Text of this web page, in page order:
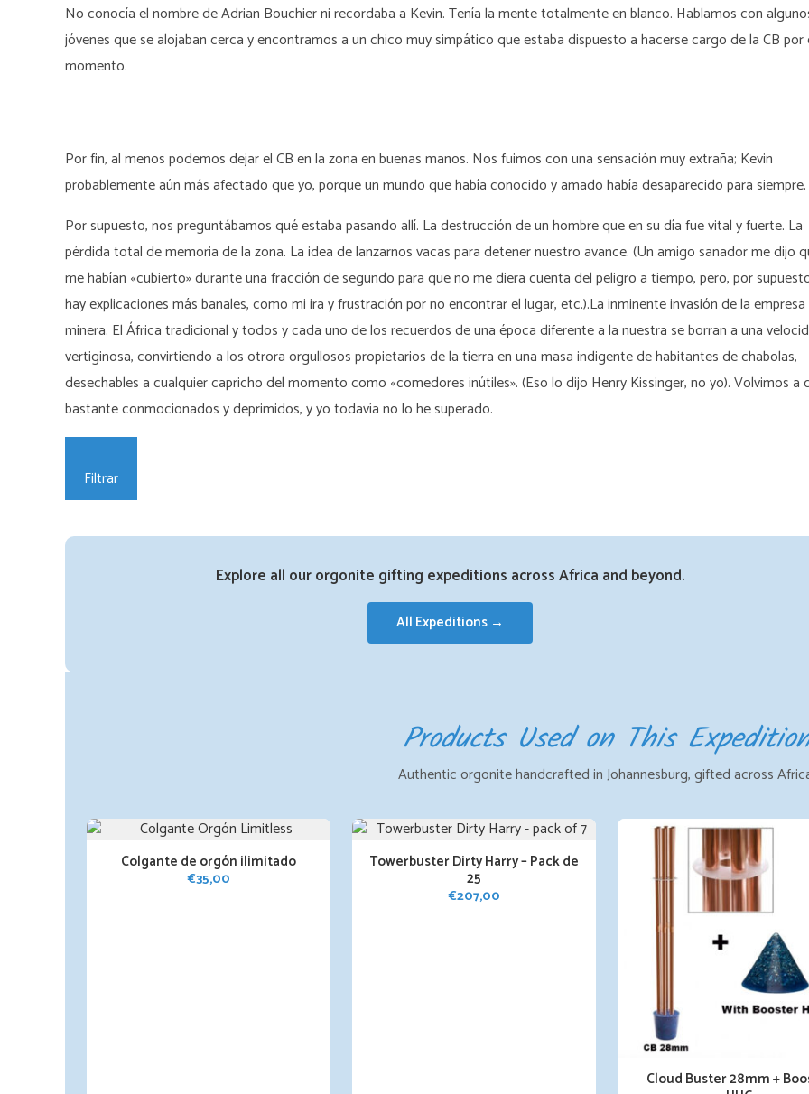
No conocía el nombre de Adrian Bouchier ni recordaba a Kevin. Tenía la mente totalmente en blanco. Hablamos con
jóvenes que se alojaban cerca y encontramos a un chico muy simpático que estaba dispuesto a hacerse cargo de la CB por
momento.
Por fin, al menos podemos dejar el CB en la zona en buenas manos. Nos fuimos con una sensación muy extraña; Kevin
probablemente aún más afectado que yo, porque un mundo que había conocido y amado había desaparecido para siempre.
Por supuesto, nos preguntábamos qué estaba pasando allí. La destrucción de un hombre que en su día fue vital y fuerte. La
pérdida total de memoria de la zona. La idea de lanzarnos vacas para detener nuestro avance. (Un amigo sanador me dijo
me habían «cubierto» durante una fracción de segundo para que no me diera cuenta del peligro a tiempo, pero, por
hay explicaciones más banales, como mi ira y frustración por no encontrar el lugar, etc.).La inminente invasión de la empresa
minera. El África tradicional y todos y cada uno de los recuerdos de una época diferente a la nuestra se borran a una
vertiginosa, convirtiendo a los otrora orgullosos propietarios de la tierra en una masa indigente de habitantes de chabolas,
desechables a cualquier capricho del momento como «comedores inútiles». (Eso lo dijo Henry Kissinger, no yo). Volvimos a
bastante conmocionados y deprimidos, y yo todavía no lo he superado.
Filtrar
Explore all our orgonite gifting expeditions across Africa and beyond.
All Expeditions →
Products Used on This
Authentic orgonite handcrafted in Johannesburg, gifted across
Colgante de orgón ilimitado
€35,00
Towerbuster Dirty Harry – Pack de
25
€207,00
Cloud Buster 28mm +